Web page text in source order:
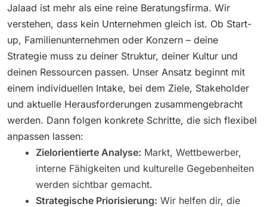
Jalaad ist mehr als eine reine Beratungsfirma. Wir
verstehen, dass kein Unternehmen gleich ist. Ob Start-
up, Familienunternehmen oder Konzern – deine
Strategie muss zu deiner Struktur, deiner Kultur und
deinen Ressourcen passen. Unser Ansatz beginnt mit
einem individuellen Intake, bei dem Ziele, Stakeholder
und aktuelle Herausforderungen zusammengebracht
werden. Dann folgen konkrete Schritte, die sich flexibel
anpassen lassen:
Zielorientierte Analyse: Markt, Wettbewerber,
interne Fähigkeiten und kulturelle Gegebenheiten
werden sichtbar gemacht.
Strategische Priorisierung: Wir helfen dir, die